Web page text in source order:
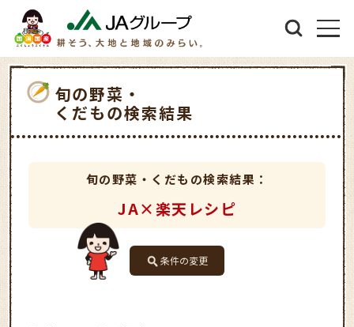
旬の野菜・
くだもの検索結果
旬の野菜・くだもの検索結果：
JA×楽天レシピ
条件の変更